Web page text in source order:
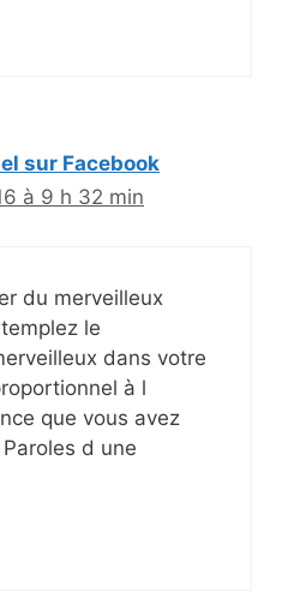
sur Facebook
à 9 h 32 min
du merveilleux
le
dans votre
à l
que vous avez
d une